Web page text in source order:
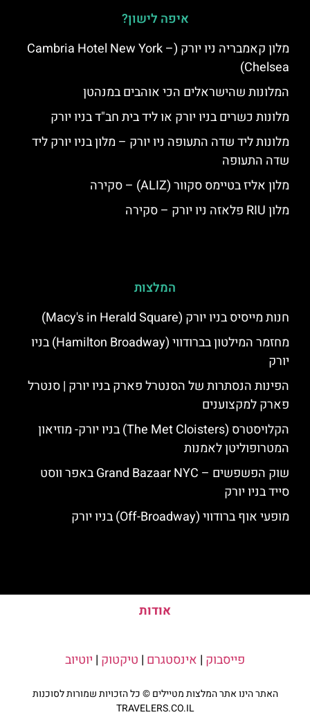
איפה לישון?
מלון קאמבריה ניו יורק (Cambria Hotel New York –
Chelsea)
המלונות שהישראלים הכי אוהבים במנהטן
מלונות כשרים בניו יורק או ליד בית חב"ד בניו יורק
מלונות ליד שדה התעופה ניו יורק – מלון בניו יורק ליד
שדה התעופה
מלון אליז בטיימס סקוור (ALIZ) – סקירה
מלון RIU פלאזה ניו יורק – סקירה
המלצות
חנות מייסיס בניו יורק (Macy's in Herald Square)
מחזמר המילטון בברודווי (Hamilton Broadway) בניו
יורק
הפינות הנסתרות של הסנטרל פארק בניו יורק | סנטרל
פארק למקצוענים
הקלויסטרס (The Met Cloisters) בניו יורק- מוזיאון
המטרופוליטן לאמנות
שוק הפשפשים – Grand Bazaar NYC באפר ווסט
סייד בניו יורק
מופעי אוף ברודווי (Off-Broadway) בניו יורק
אודות
פייסבוק | אינסטגרם | טיקטוק | יוטיוב
האתר הינו אתר המלצות מטיילים © כל הזכויות שמורות לסוכנות
TRAVELERS.CO.IL